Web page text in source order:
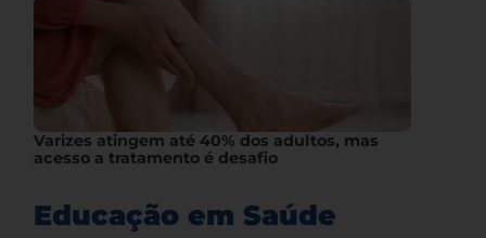
Varizes atingem até 40% dos adultos, mas
acesso a tratamento é desafio
Educação em Saúde